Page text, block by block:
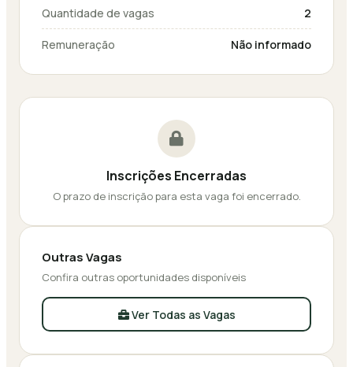
Quantidade de vagas 2
Remuneração Não informado
Inscrições Encerradas
O prazo de inscrição para esta vaga foi encerrado.
Outras Vagas
Confira outras oportunidades disponíveis
Ver Todas as Vagas